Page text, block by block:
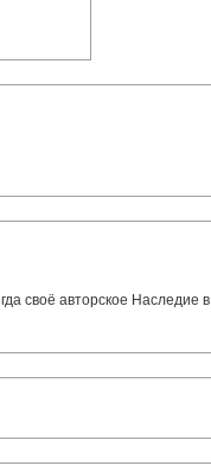
своё авторское Наследие